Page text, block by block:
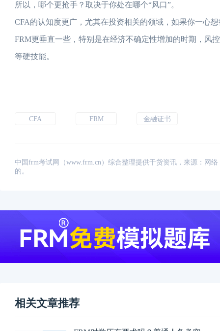
所以，哪个更抢手？取决于你处在哪个“风口”。
CFA的认知度更广，尤其在投资相关的领域，如果你一心
FRM更垂直一些，特别是在经济不确定性增加的时期，风
等硬技能。
CFA FRM 金融证书
中国frm考试网（www.frm.cn）综合整理提供干货资讯，来源：网
的。
相关文章推荐